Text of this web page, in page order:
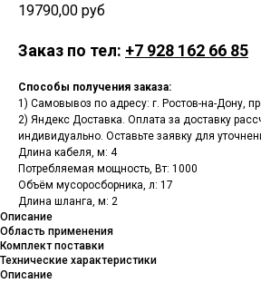
19790,00 руб
Заказ по тел: +7 928 162 66 85
Способы получения заказа:
1) Самовывоз по адресу: г. Ростов-на-Дону,
2) Яндекс Доставка. Оплата за доставку
индивидуально. Оставьте заявку для
Длина кабеля, м: 4
Потребляемая мощность, Вт: 1000
Объём мусоросборника, л: 17
Длина шланга, м: 2
Описание
Область применения
Комплект поставки
Технические характеристики
Описание